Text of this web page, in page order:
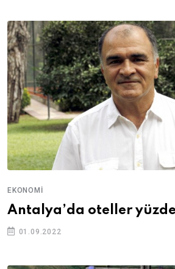
EKONOMI
Antalya’da oteller
01.09.2022